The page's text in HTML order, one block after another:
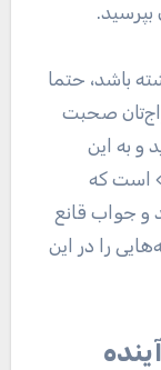
بپرسید.
باشد، حتما
صحبت
و به این
است که
و جواب قانع
را در این